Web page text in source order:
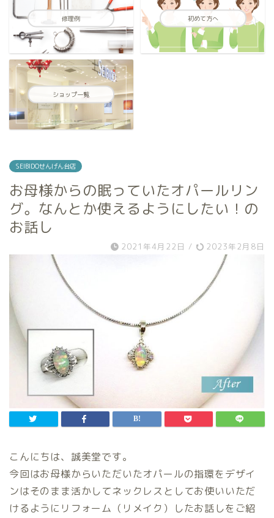
修理例 初めて方へ
ショップ一覧
SEIBIDOせんげん台店
お母様からの眠っていたオパールリン
グ。なんとか使えるようにしたい！の
お話し
2021年4月22日 / 2023年2月8日
こんにちは、誠美堂です。
今回はお母様からいただいたオパールの指環をデザイ
ンはそのまま活かしてネックレスとしてお使いいただ
けるようにリフォーム（リメイク）したお話しをご紹